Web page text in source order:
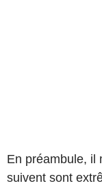
En préambule, il
suivent sont